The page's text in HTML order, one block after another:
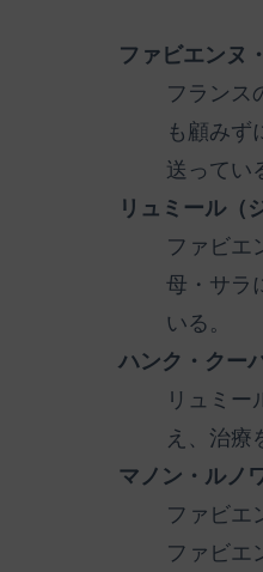
ファビエンヌ
フランス
も顧みず
送ってい
リュミール（
ファビエ
母・サラ
いる。
ハンク・クー
リュミー
え、治療
マノン・ルノ
ファビエ
ファビエ